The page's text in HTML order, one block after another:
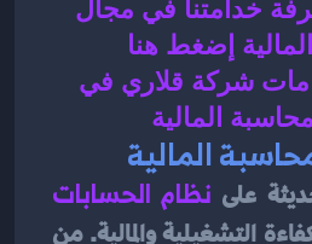
إضغط هنا
المالية
المالية
على